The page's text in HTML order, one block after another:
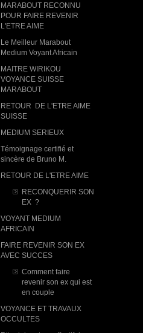
MARABOUT RECONNU
POUR FAIRE REVENIR
L'ETRE AIME
Le Meilleur Marabout
Medium Voyant Africain
MAITRE WIRIKOU
VOYANCE SUISSE
MARABOUT
RETOUR DE L'ETRE AIME
SUISSE
MEDIUM SERIEUX
Témoignage certifié et
sincère de Bruno M.
RETOUR DE L'ETRE AIME
RECONQUERIR SON
EX ?
VOYANT MEDIUM
AFRICAIN
FAIRE REVENIR SON EX
AVEC SUCCES
Comment faire
revenir son ex qui est
en couple
VOYANCE ET TRAVAUX
OCCULTES